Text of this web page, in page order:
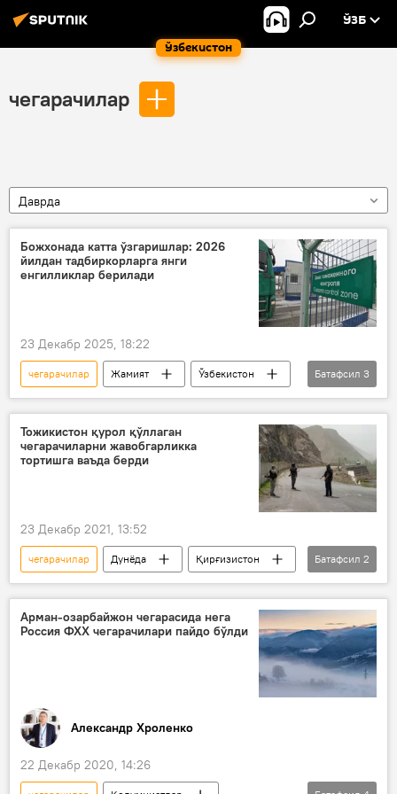
Ўзбекистон
ЎЗБ
чегарачилар
Даврда
Божхонада катта ўзгаришлар: 2026
йилдан тадбиркорларга янги
енгилликлар берилади
23 Декабр 2025, 18:22
чегарачилар Жамият
Ўзбекистон
божхона божи
тадбиркор
янги қонун
Батафсил 3
Тожикистон қурол қўллаган
чегарачиларни жавобгарликка
тортишга ваъда берди
23 Декабр 2021, 13:52
чегарачилар Дунёда
Қирғизистон
Тожикистон
қирғиз-тожик чегараси
Батафсил 2
Арман-озарбайжон чегарасида нега
Россия ФХХ чегарачилари пайдо бўлди
Александр Хроленко
22 Декабр 2020, 14:26